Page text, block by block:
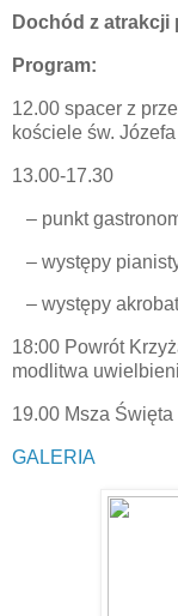
Dochód z atrakcji
Program:
12.00 spacer z
kościele św. Józefa
13.00-17.30
– punkt
– występy
– występy
18:00 Powrót
modlitwa
19.00 Msza Święta
GALERIA